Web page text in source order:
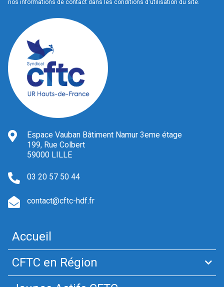
nos informations de contact dans les conditions d'utilisation du site.
Espace Vauban Bâtiment Namur 3eme étage
199, Rue Colbert
59000 LILLE
03 20 57 50 44
contact@cftc-hdf.fr
Accueil
CFTC en Région